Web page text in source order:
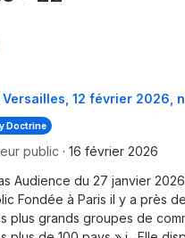
12 février 2026,
Doctrine
public · 16 février 2026
Audience du 27 janvier
Fondée à Paris il y a près
plus grands groupes de